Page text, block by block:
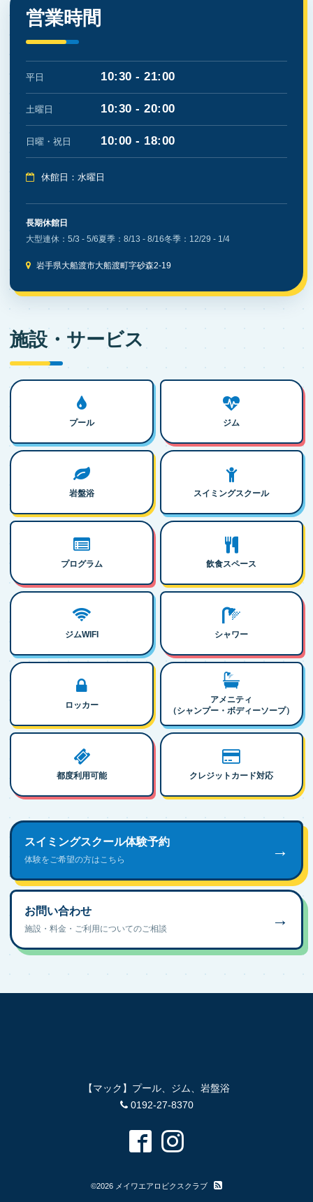
営業時間
平日 10:30 - 21:00
土曜日 10:30 - 20:00
日曜・祝日 10:00 - 18:00
休館日：水曜日
長期休館日
大型連休：5/3 - 5/6夏季：8/13 - 8/16冬季：12/29 - 1/4
岩手県大船渡市大船渡町字砂森2-19
施設・サービス
プール ジム
岩盤浴 スイミングスクール
プログラム 飲食スペース
ジムWIFI シャワー
ロッカー
アメニティ
（シャンプー・ボディーソープ）
都度利用可能 クレジットカード対応
スイミングスクール体験予約
体験をご希望の方はこちら →
お問い合わせ
施設・料金・ご利用についてのご相談 →
【マック】プール、ジム、岩盤浴
0192-27-8370
©2026 メイワエアロビクスクラブ